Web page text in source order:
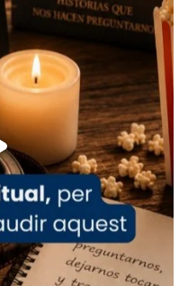
is at Catedral
ha tingut lloc la
en agraïment al
visita apostòlica
i als
de Barcelona.
el cardenal Joan
la missa i l’ha
de Barcelona,